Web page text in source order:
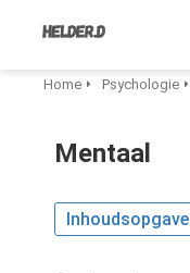
Home Psychologie
Mentaal
Inhoudsopgave